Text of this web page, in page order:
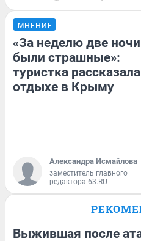
МНЕНИЕ
«За неделю две ночи
были страшные»:
туристка
отдыхе в Крыму
Александра Исмайлова
заместитель главного
редактора 63.RU
Выжившая после